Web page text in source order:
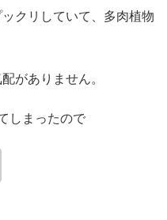
クリしていて、多肉植物
がありません。
しまったので